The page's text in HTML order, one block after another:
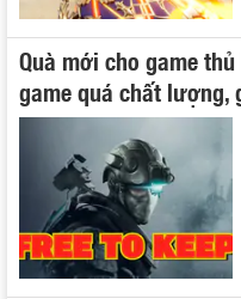
Quà mới cho game
game quá chất lượng,